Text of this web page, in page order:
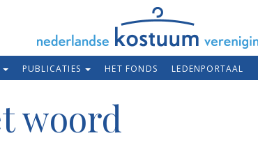
PUBLICATIES HET FONDS LEDENPORTAAL
woord